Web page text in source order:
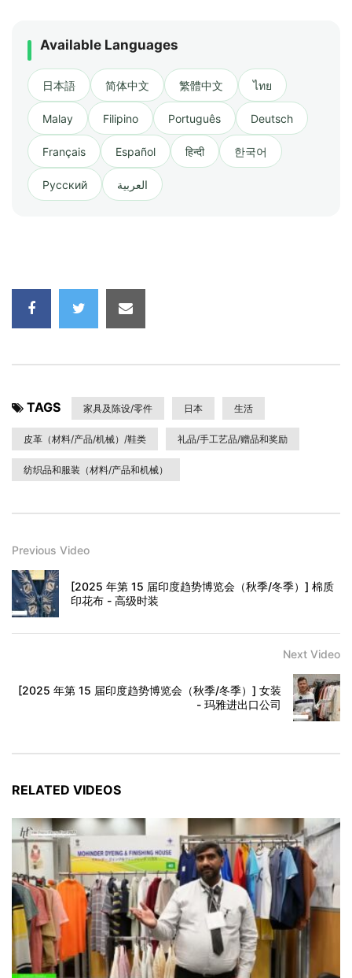
Available Languages
日本語 简体中文 繁體中文 ไทย
Malay Filipino Português Deutsch
Français Español हिन्दी 한국어
Русский العربية
TAGS 家具及陈设/零件 日本 生活
皮革（材料/产品/机械）/鞋类 礼品/手工艺品/赠品和奖励
纺织品和服装（材料/产品和机械）
Previous Video
[2025 年第 15 届印度趋势博览会（秋季/冬季）] 棉质
印花布 - 高级时装
Next Video
[2025 年第 15 届印度趋势博览会（秋季/冬季）] 女装
- 玛雅进出口公司
RELATED VIDEOS